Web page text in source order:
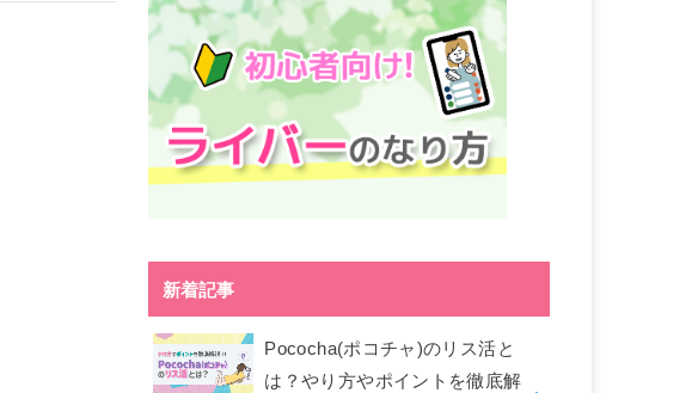
新着記事
Pococha(ポコチャ)のリス活と
は？やり方やポイントを徹底解